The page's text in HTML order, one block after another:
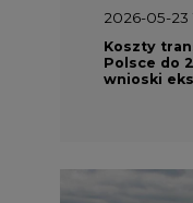
2026-05-23
Koszty
Polsce do
wnioski